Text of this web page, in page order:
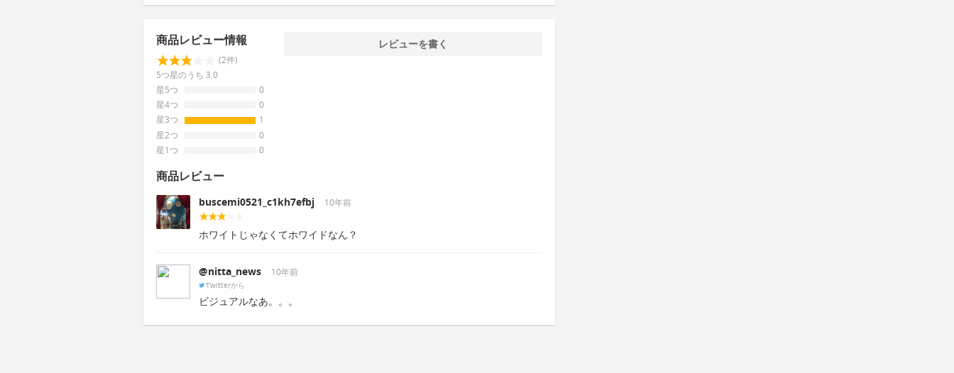
商品レビュー情報
(2件)
5つ星のうち 3.0
星5つ
0
星4つ
0
星3つ
1
星2つ
0
星1つ
0
レビューを書く
商品レビュー
buscemi0521_c1kh7efbj 10年前
ホワイトじゃなくてホワイドなん？
@nitta_news 10年前
Twitterから
ビジュアルなあ。。。